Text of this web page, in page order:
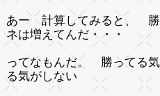
あー 計算してみると、
ネは増えてんだ・・・
ってなもんだ。 勝ってる
る気がしない